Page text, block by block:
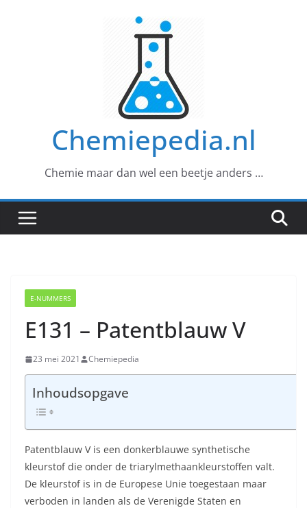
Chemiepedia.nl
Chemie maar dan wel een beetje anders …
E-NUMMERS
E131 – Patentblauw V
23 mei 2021 Chemiepedia
Inhoudsopgave
Patentblauw V is een donkerblauwe synthetische
kleurstof die onder de triarylmethaankleurstoffen valt.
De kleurstof is in de Europese Unie toegestaan maar
verboden in landen als de Verenigde Staten en